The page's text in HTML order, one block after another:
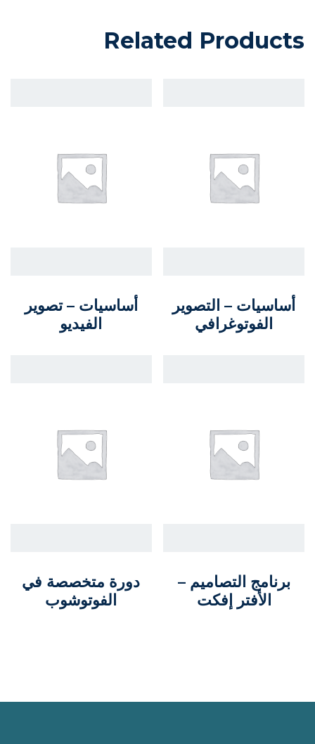
Related Products
أساسيات – التصوير
الفوتوغرافي
أساسيات – تصوير
الفيديو
برنامج التصاميم –
الأفتر إفكت
دورة متخصصة في
الفوتوشوب